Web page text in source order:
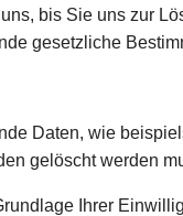
bis Sie uns zur
gesetzliche
Daten, wie
gelöscht werden
Ihrer